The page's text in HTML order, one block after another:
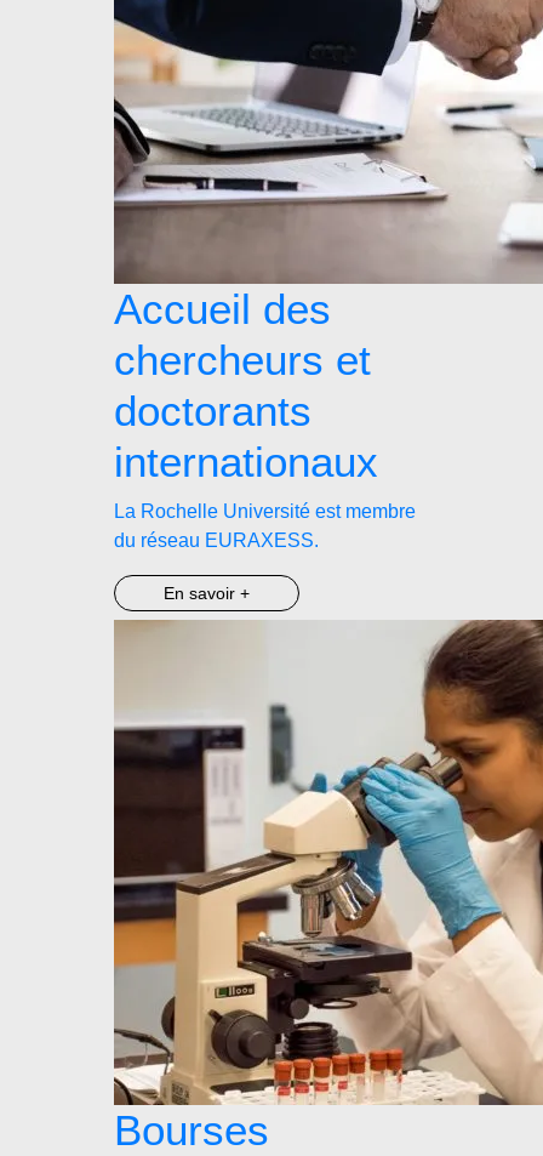
Accueil des
chercheurs et
doctorants
internationaux
La Rochelle Université est membre
du réseau EURAXESS.
En savoir +
Bourses